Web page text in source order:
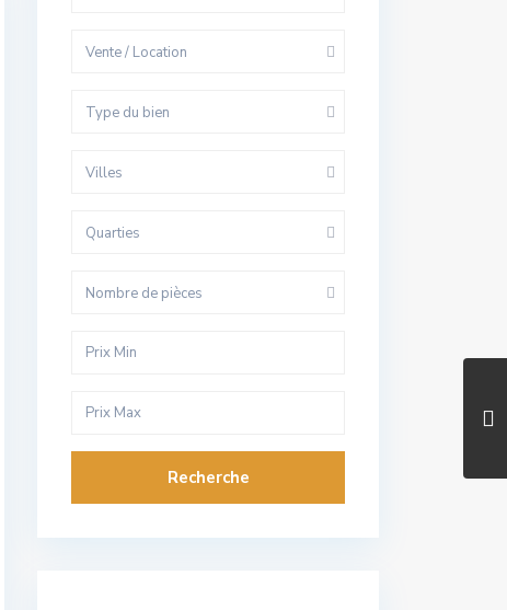
Vente / Location
Type du bien
Villes
Quarties
Nombre de pièces
Recherche